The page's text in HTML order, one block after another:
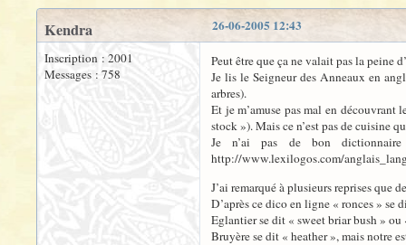
26-06-2005 12:43
Kendra
Inscription : 2001
Messages : 758
Peut être que ça ne valait pas la peine
Je lis le Seigneur des Anneaux en
arbres).
Et je m’amuse pas mal en
stock »). Mais ce n’est pas de cuisine
Je n’ai pas de bon
http://www.lexilogos.com/
J’ai remarqué à plusieurs reprises que
D’après ce dico en ligne « ronces » se
Eglantier se dit « sweet briar bush »
Bruyère se dit « heather », mais notre